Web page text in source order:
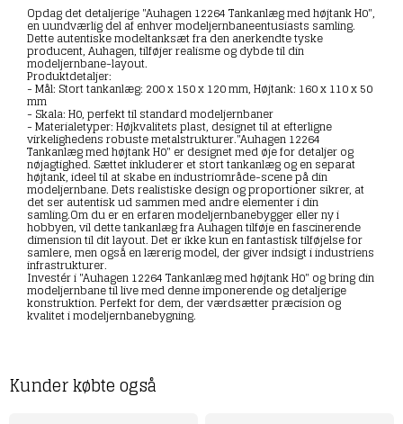
Opdag det detaljerige "Auhagen 12264 Tankanlæg med højtank H0",
en uundværlig del af enhver modeljernbaneentusiasts samling.
Dette autentiske modeltanksæt fra den anerkendte tyske
producent, Auhagen, tilføjer realisme og dybde til din
modeljernbane-layout.
Produktdetaljer:
- Mål: Stort tankanlæg: 200 x 150 x 120 mm, Højtank: 160 x 110 x 50
mm
- Skala: H0, perfekt til standard modeljernbaner
- Materialetyper: Højkvalitets plast, designet til at efterligne
virkelighedens robuste metalstrukturer."Auhagen 12264
Tankanlæg med højtank H0" er designet med øje for detaljer og
nøjagtighed. Sættet inkluderer et stort tankanlæg og en separat
højtank, ideel til at skabe en industriområde-scene på din
modeljernbane. Dets realistiske design og proportioner sikrer, at
det ser autentisk ud sammen med andre elementer i din
samling.Om du er en erfaren modeljernbanebygger eller ny i
hobbyen, vil dette tankanlæg fra Auhagen tilføje en fascinerende
dimension til dit layout. Det er ikke kun en fantastisk tilføjelse for
samlere, men også en lærerig model, der giver indsigt i industriens
infrastrukturer.
Investér i "Auhagen 12264 Tankanlæg med højtank H0" og bring din
modeljernbane til live med denne imponerende og detaljerige
konstruktion. Perfekt for dem, der værdsætter præcision og
kvalitet i modeljernbanebygning.
Kunder købte også